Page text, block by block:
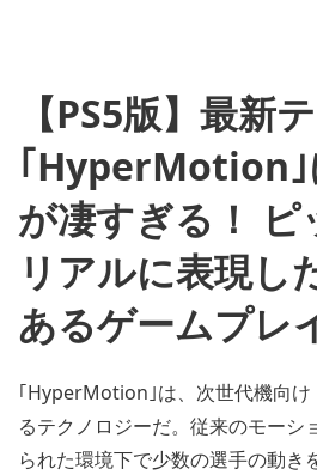
【PS5版】最新
｢HyperMotion｣
が凄すぎる！ ピ
リアルに表現し
あるゲームプレ
｢HyperMotion｣は、次世代機向け
るテクノロジーだ。従来のモーシ
られた環境下で少数の選手の動き